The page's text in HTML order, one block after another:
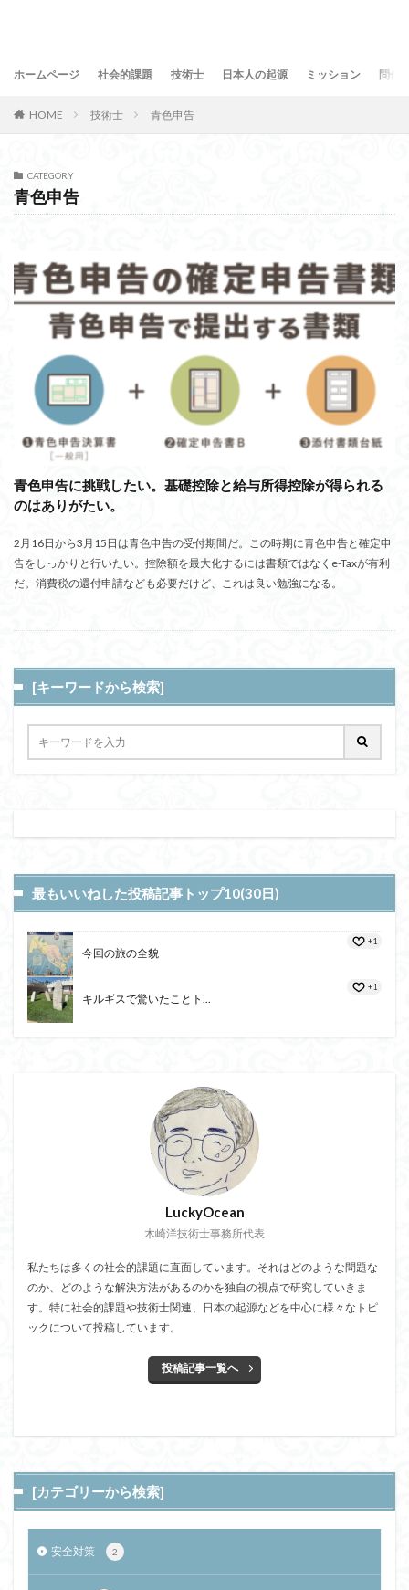
ホームページ 社会的課題 技術士 日本人の起源 ミッション 問合
HOME 技術士 青色申告
CATEGORY
青色申告
青色申告に挑戦したい。基礎控除と給与所得控除が得られる
のはありがたい。
2月16日から3月15日は青色申告の受付期間だ。この時期に青色申告と確定申
告をしっかりと行いたい。控除額を最大化するには書類ではなくe-Taxが有利
だ。消費税の還付申請なども必要だけど、これは良い勉強になる。
[キーワードから検索]
最もいいねした投稿記事トップ10(30日)
今回の旅の全貌
+1
キルギスで驚いたことト...
+1
LuckyOcean
木崎洋技術士事務所代表
私たちは多くの社会的課題に直面しています。それはどのような問題な
のか、どのような解決方法があるのかを独自の視点で研究していきま
す。特に社会的課題や技術士関連、日本の起源などを中心に様々なトピ
ックについて投稿しています。
投稿記事一覧へ
[カテゴリーから検索]
安全対策 2